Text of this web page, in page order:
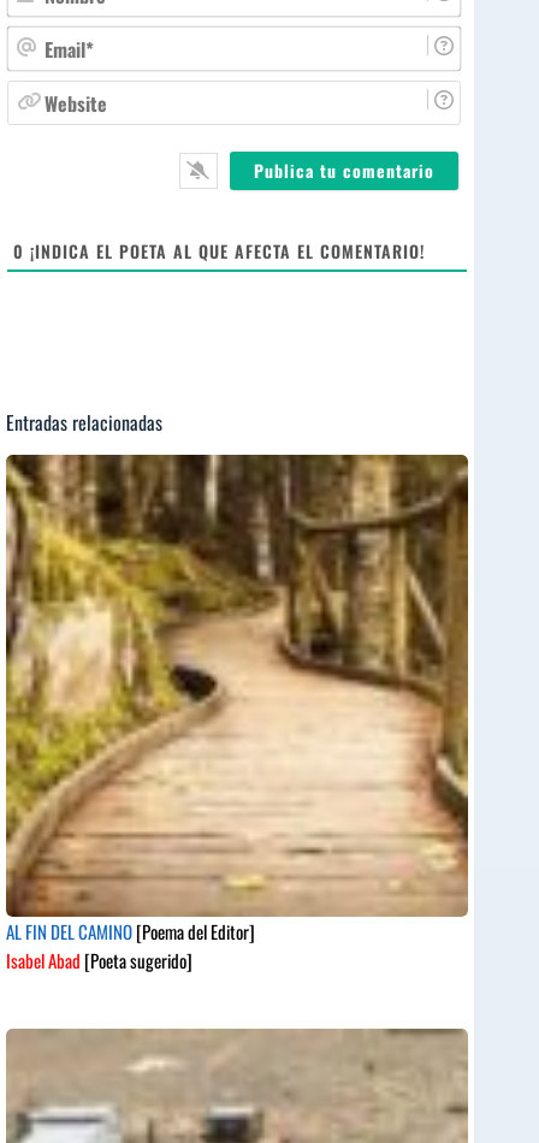
o
m
b
r
m
ie
0 ¡INDICA EL POETA AL QUE AFECTA EL COMENTARIO!
Entradas relacionadas
AL FIN DEL CAMINO[Poema del Editor]
Isabel Abad [Poeta sugerido]